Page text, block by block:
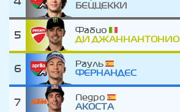
БЕЦЦЕККИ
5
Фабио
ДИ ДЖАННАНТОНИО
6
Рауль
ФЕРНАНДЕС
7
Педро
АКОСТА